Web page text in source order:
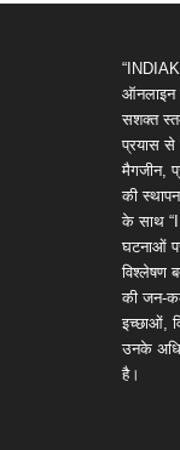
ऑनलाइन
सशक्त
प्रयास से
मैगजीन,
की
के साथ
घटनाओं
विश्लेषण
की जन-
इच्छाओं,
उनके
है।